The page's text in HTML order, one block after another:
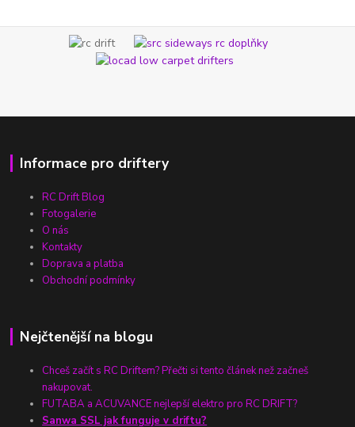
Informace pro driftery
RC Drift Blog
Fotogalerie
O nás
Kontakty
Doprava a platba
Obchodní podmínky
Nejčtenější na blogu
Chceš začít s RC Driftem? Přečti si tento článek než začneš
nakupovat.
FUTABA a ACUVANCE nejlepší elektro pro RC DRIFT?
Sanwa SSL jak funguje v driftu?